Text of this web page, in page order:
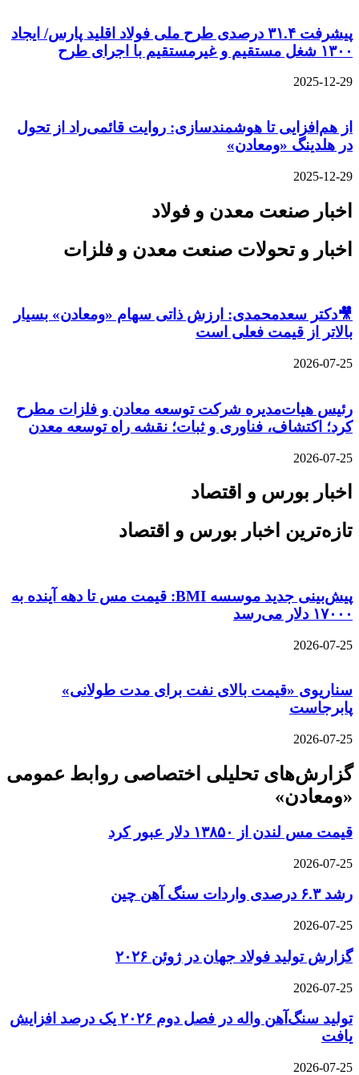
پیشرفت ۳۱.۴ درصدی طرح ملی فولاد اقلید پارس/ ایجاد
۱۳۰۰ شغل مستقیم و غیرمستقیم با اجرای طرح
2025-12-29
از هم‌افزایی تا هوشمندسازی: روایت قائمی‌راد از تحول
در هلدینگ «ومعادن»
2025-12-29
اخبار صنعت معدن و فولاد
اخبار و تحولات صنعت معدن و فلزات
🎥دکتر سعدمحمدی: ارزش ذاتی سهام «ومعادن» بسیار
بالاتر از قیمت فعلی است
2026-07-25
رئیس هیات‌مدیره شرکت توسعه معادن و فلزات مطرح
کرد؛ اکتشاف، فناوری و ثبات؛ نقشه راه توسعه معدن
2026-07-25
اخبار بورس و اقتصاد
تازه‌ترین اخبار بورس و اقتصاد
پیش‌بینی جدید موسسه BMI: قیمت مس تا دهه آینده به
۱۷۰۰۰ دلار می‌رسد
2026-07-25
سناریوی «قیمت بالای نفت برای مدت طولانی»
پابرجاست
2026-07-25
گزارش‌های تحلیلی اختصاصی روابط عمومی
«ومعادن»
قیمت مس لندن از ۱۳۸۵۰ دلار عبور کرد
2026-07-25
رشد ۶.۳ درصدی واردات سنگ آهن چین
2026-07-25
گزارش تولید فولاد جهان در ژوئن ۲۰۲۶
2026-07-25
تولید سنگ‌آهن واله در فصل دوم ۲۰۲۶ یک درصد افزایش
یافت
2026-07-25